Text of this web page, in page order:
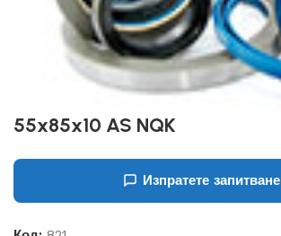
55x85x10 AS NQK
Изпратете запитване